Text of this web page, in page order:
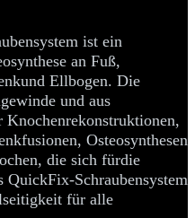
ist ein
an Fuß,
Ellbogen. Die
und aus
Osteosynthesen
die sich fürdie
QuickFix-Schraubensystem
für alle